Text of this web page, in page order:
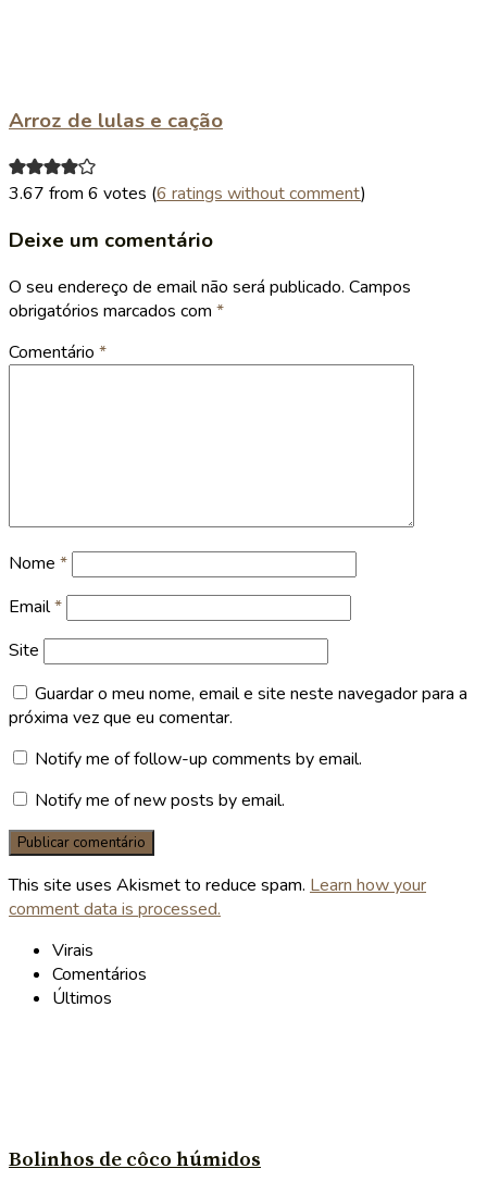
Arroz de lulas e cação
3.67 from 6 votes (6 ratings without comment)
Deixe um comentário
O seu endereço de email não será publicado. Campos
obrigatórios marcados com *
Comentário *
Nome *
Email*
Site
Guardar o meu nome, email e site neste navegador para a
próxima vez que eu comentar.
Notify me of follow-up comments by email.
Notify me of new posts by email.
This site uses Akismet to reduce spam. Learn how your
comment data is processed.
Virais
Comentários
Últimos
Bolinhos de côco húmidos